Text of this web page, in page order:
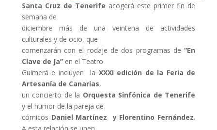
Santa Cruz de Tenerife acogerá este primer fin de
semana de
diciembre más de una veintena de actividades
culturales y de ocio, que
comenzarán con el rodaje de dos programas de “En
Clave de Ja”en el Teatro
Guimerá e incluyen la XXXI edición de la Feria de
Artesanía de Canarias,
un concierto de la Orquesta Sinfónica de Tenerife
y el humor de la pareja de
cómicos Daniel Martínez y Florentino Fernández.
A esta relación se unen